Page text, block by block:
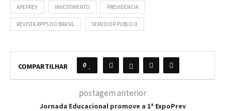
APEPREV INVESTIMENTO PREVIDÊNCIA
REVISTA RPPS DO BRASIL SERVIDOR PUBLICO
COMPARTILHAR 0
postagem anterior
Jornada Educacional promove a 1ª ExpoPrev